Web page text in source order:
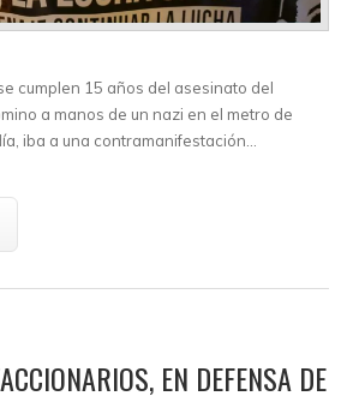
cumplen 15 años del asesinato del
a manos de un nazi en el metro de
iba a una contramanifestación…
EN DEFENSA DE